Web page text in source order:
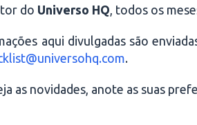
do Universo HQ, todos os
aqui divulgadas são
.
as novidades, anote as suas